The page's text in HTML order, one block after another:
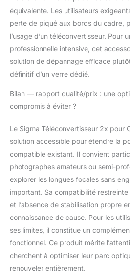
équivalente. Les utilisateurs
perte de piqué aux bords du cadre,
l’usage d’un téléconvertisseur. Pour
professionnelle intensive, cet
solution de dépannage efficace
définitif d’un verre dédié.
Bilan — rapport qualité/prix : une
compromis à éviter ?
Le Sigma Téléconvertisseur 2x pour
solution accessible pour étendre la
compatible existant. Il convient
photographes amateurs ou semi-
explorer les longues focales sans
important. Sa compatibilité restreinte
et l’absence de stabilisation propre
connaissance de cause. Pour les
ses limites, il constitue un
fonctionnel. Ce produit mérite
cherchent à optimiser leur parc
renouveler entièrement.